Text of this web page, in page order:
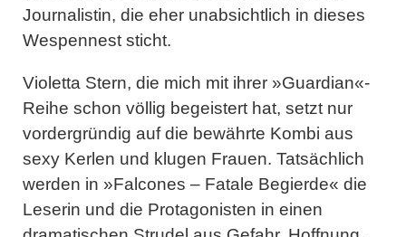
Journalistin, die eher unabsichtlich in dieses
Wespennest sticht.
Violetta Stern, die mich mit ihrer »Guardian«-
Reihe schon völlig begeistert hat, setzt nur
vordergründig auf die bewährte Kombi aus
sexy Kerlen und klugen Frauen. Tatsächlich
werden in »Falcones – Fatale Begierde« die
Leserin und die Protagonisten in einen